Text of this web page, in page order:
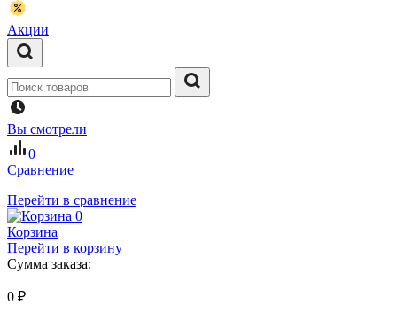
Акции
Вы смотрели
0
Сравнение
Перейти в сравнение
0
Корзина
Перейти в корзину
Сумма заказа:
0 ₽